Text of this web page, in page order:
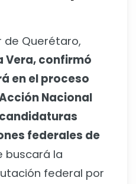
de Querétaro,
Vera, confirmó
en el proceso
Nacional
federales de
buscará la
federal por